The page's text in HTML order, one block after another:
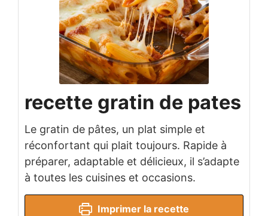
recette gratin de pates
Le gratin de pâtes, un plat simple et
réconfortant qui plait toujours. Rapide à
préparer, adaptable et délicieux, il s’adapte
à toutes les cuisines et occasions.
Imprimer la recette